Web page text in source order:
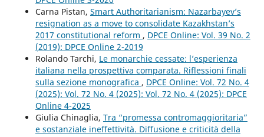
Carna Pistan, Smart Authoritarianism: Nazarbayev’s
resignation as a move to consolidate Kazakhstan’s
2017 constitutional reform , DPCE Online: Vol. 39 No. 2
(2019): DPCE Online 2-2019
Rolando Tarchi, Le monarchie cessate: l’esperienza
italiana nella prospettiva comparata. Riflessioni finali
sulla sezione monografica , DPCE Online: Vol. 72 No. 4
(2025): Vol. 72 No. 4 (2025): Vol. 72 No. 4 (2025): DPCE
Online 4-2025
Giulia Chinaglia, Tra “promessa contromaggioritaria”
e sostanziale ineffettività. Diffusione e criticità della